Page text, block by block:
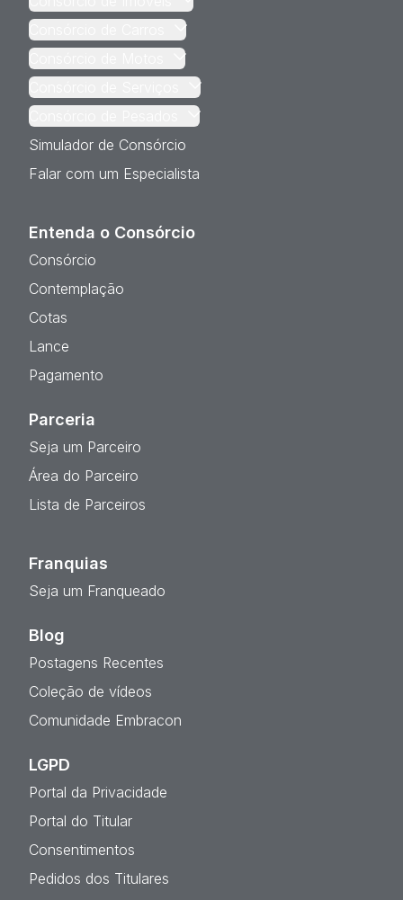
Simulador de Consórcio
Falar com um Especialista
Entenda o Consórcio
Consórcio
Contemplação
Cotas
Lance
Pagamento
Parceria
Seja um Parceiro
Área do Parceiro
Lista de Parceiros
Franquias
Seja um Franqueado
Blog
Postagens Recentes
Coleção de vídeos
Comunidade Embracon
LGPD
Portal da Privacidade
Portal do Titular
Consentimentos
Pedidos dos Titulares